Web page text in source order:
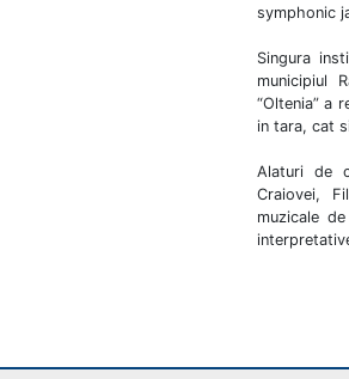
symphonic
Singura
municipiul
“Oltenia” a
in tara, cat
Alaturi de
Craiovei,
muzicale